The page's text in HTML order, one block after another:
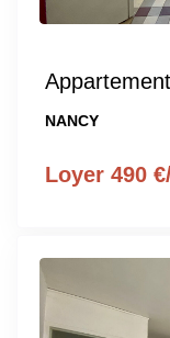
NANCY
Loyer 490